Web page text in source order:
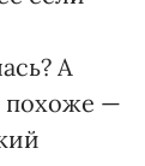
А
похоже —